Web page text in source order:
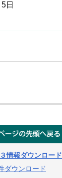
日
情報ダウンロード
ダウンロード